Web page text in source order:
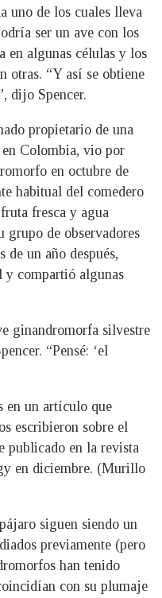
uno de los cuales lleva
ser un ave con los
en algunas células y los
otras. “Y así se obtiene
dijo Spencer.
propietario de una
Colombia, vio por
en octubre de
habitual del comedero
fresca y agua
grupo de observadores
de un año después,
compartió algunas
ginandromorfa silvestre
“Pensé: ‘el
en un artículo que
escribieron sobre el
publicado en la revista
en diciembre. (Murillo
siguen siendo un
previamente (pero
han tenido
con su plumaje